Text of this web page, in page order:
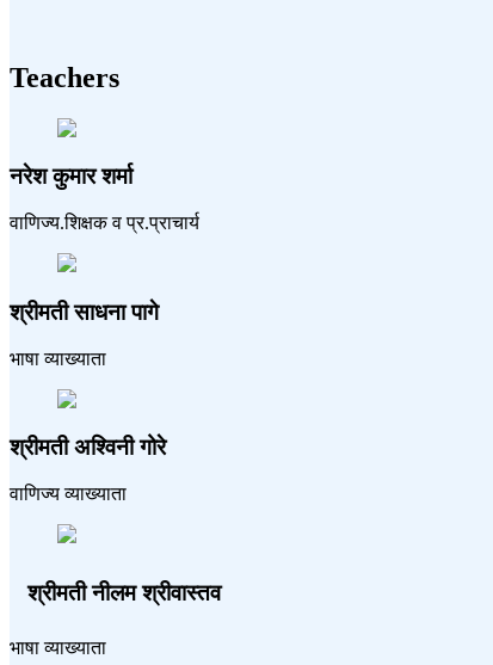
Teachers
नरेश कुमार शर्मा
वाणिज्य.शिक्षक व प्र.प्राचार्य
श्रीमती साधना पागे
भाषा व्याख्याता
श्रीमती अश्विनी गोरे
वाणिज्य व्याख्याता
श्रीमती नीलम श्रीवास्तव
भाषा व्याख्याता